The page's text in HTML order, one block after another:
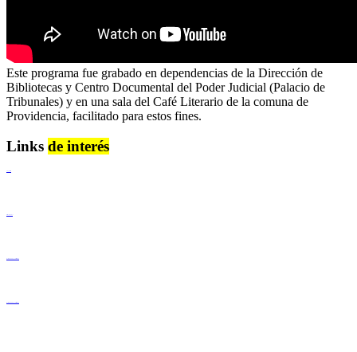
Este programa fue grabado en dependencias de la Dirección de
Bibliotecas y Centro Documental del Poder Judicial (Palacio de
Tribunales) y en una sala del Café Literario de la comuna de
Providencia, facilitado para estos fines.
Links de interés